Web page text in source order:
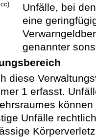
cc)
Unfälle, bei
eine
genannter
diese
1 erfasst.
Unfälle